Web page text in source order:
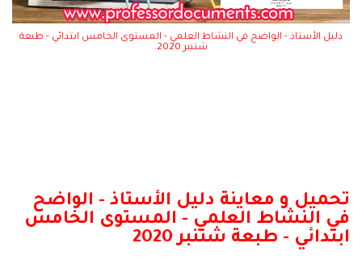
دليل الأستاذ - الواضح في النشاط العلمي - المستوى الخامس ابتدائي - طبعة
شتنبر 2020.
تحميل و معاينة دليل الأستاذ - الواضح
في النشاط العلمي - المستوى الخامس
ابتدائي - طبعة شتنبر 2020